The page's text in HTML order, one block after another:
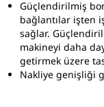
işinize uyarlayın:
Eco. Akıllı mod,
gücünü kazı
otomatik olarak
olduğunda
ihtiyaç
Güçlendirilmiş
bağlantılar işten
sağlar.
makineyi daha
getirmek üzere
Nakliye genişliği